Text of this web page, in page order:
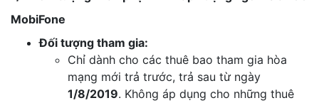
MobiFone
Đối tượng tham gia:
Chỉ dành cho các thuê bao tham gia hòa
mạng mới trả trước, trả sau từ ngày
1/8/2019. Không áp dụng cho những thuê